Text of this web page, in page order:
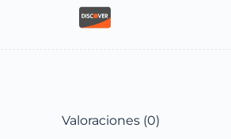
Valoraciones (0)